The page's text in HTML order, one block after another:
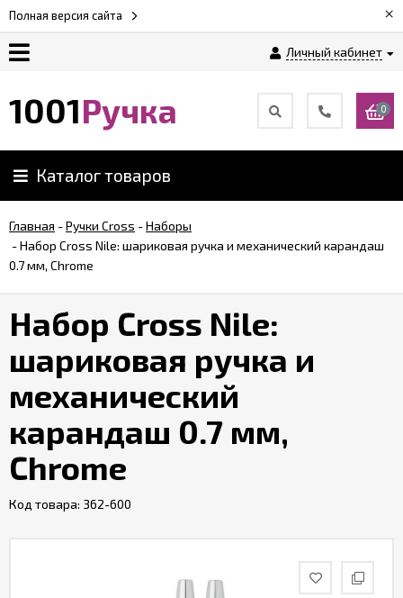
Полная версия сайта ×
Личный кабинет
Возврат
ручек
Контакты
1001Ручка 0
Каталог товаров
Главная -Ручки Cross -Наборы
-Набор Cross Nile: шариковая ручка и механический карандаш
0.7 мм, Chrome
Набор Cross Nile:
шариковая ручка и
механический
карандаш 0.7 мм,
Chrome
Код товара: 362-600